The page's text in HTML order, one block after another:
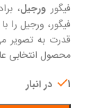
فیگور ورجیل،
فیگور، ورجیل
قدرت به تصویر
محصول انتخابی
1 در انبار